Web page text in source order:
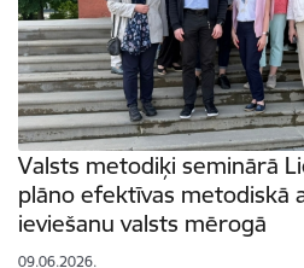
Valsts metodiķi seminārā
plāno efektīvas metodiskā
ieviešanu valsts mērogā
09.06.2026.